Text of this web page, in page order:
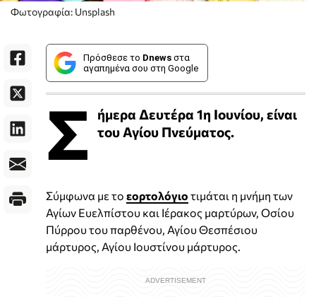
Φωτογραφία: Unsplash
Πρόσθεσε το Dnews στα
αγαπημένα σου στη Google
Σ
ήμερα Δευτέρα 1η Ιουνίου, είναι
του Αγίου Πνεύματος.
Σύμφωνα με το εορτολόγιο τιμάται η μνήμη των
Αγίων Ευελπίστου και Ιέρακος μαρτύρων, Οσίου
Πύρρου του παρθένου, Αγίου Θεσπέσιου
μάρτυρος, Αγίου Ιουστίνου μάρτυρος.